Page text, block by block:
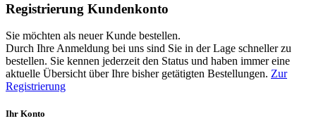
Registrierung Kundenkonto
Sie möchten als neuer Kunde bestellen.
Durch Ihre Anmeldung bei uns sind Sie in der Lage schneller zu
bestellen. Sie kennen jederzeit den Status und haben immer eine
aktuelle Übersicht über Ihre bisher getätigten Bestellungen. Zur
Registrierung
Ihr Konto